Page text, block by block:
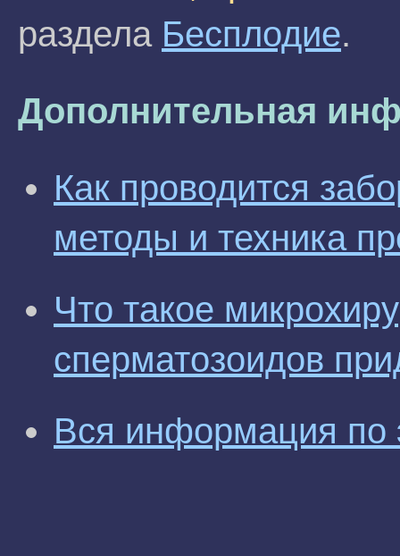
раздела Бесплодие.
Дополнительная
Как проводится
методы и техника
Что такое
сперматозоидов
Вся информация по